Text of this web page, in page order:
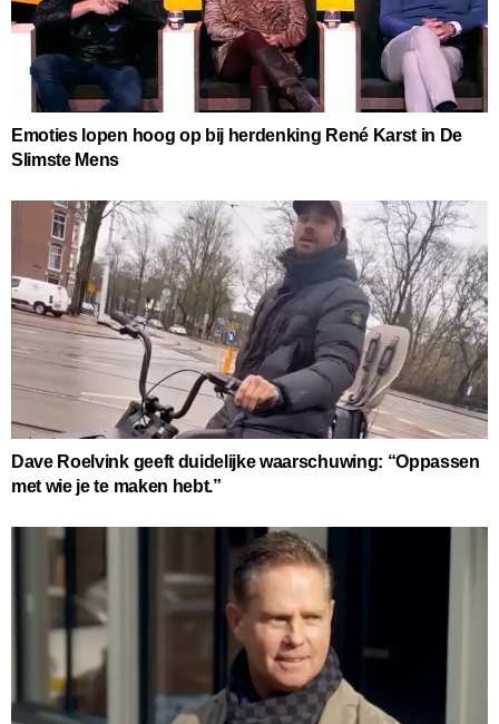
Emoties lopen hoog op bij herdenking René Karst in De
Slimste Mens
Dave Roelvink geeft duidelijke waarschuwing: “Oppassen
met wie je te maken hebt.”